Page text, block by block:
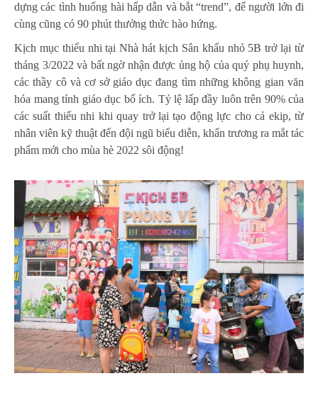
dựng các tình huống hài hấp dẫn và bắt “trend”, để người lớn đi
cùng cũng có 90 phút thưởng thức hào hứng.
Kịch mục thiếu nhi tại Nhà hát kịch Sân khấu nhỏ 5B trở lại từ
tháng 3/2022 và bất ngờ nhận được ủng hộ của quý phụ huynh,
các thầy cô và cơ sở giáo dục đang tìm những không gian văn
hóa mang tính giáo dục bổ ích. Tỷ lệ lấp đầy luôn trên 90% của
các suất thiếu nhi khi quay trở lại tạo động lực cho cả ekip, từ
nhân viên kỹ thuật đến đội ngũ biểu diễn, khẩn trương ra mắt tác
phẩm mới cho mùa hè 2022 sôi động!